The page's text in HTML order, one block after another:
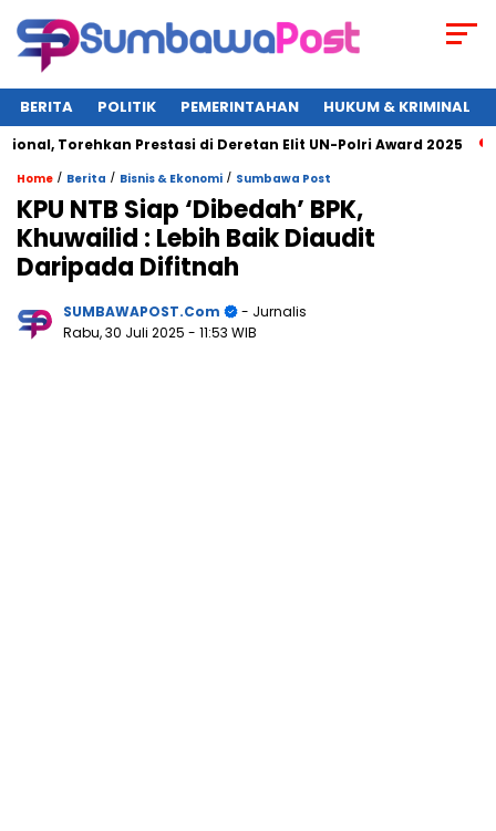
BERITA POLITIK PEMERINTAHAN HUKUM & KRIMINAL
Torehkan Prestasi di Deretan Elit UN-Polri Award 2025
Home / Berita / Bisnis & Ekonomi / Sumbawa Post
KPU NTB Siap ‘Dibedah’ BPK,
Khuwailid : Lebih Baik Diaudit
Daripada Difitnah
SUMBAWAPOST.com
- Jurnalis
Rabu, 30 Juli 2025 - 11:53 WIB